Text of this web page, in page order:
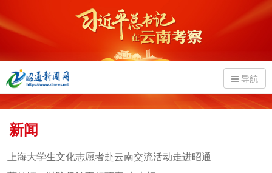
导航
新闻
上海大学生文化志愿者赴云南交流活动走进昭通